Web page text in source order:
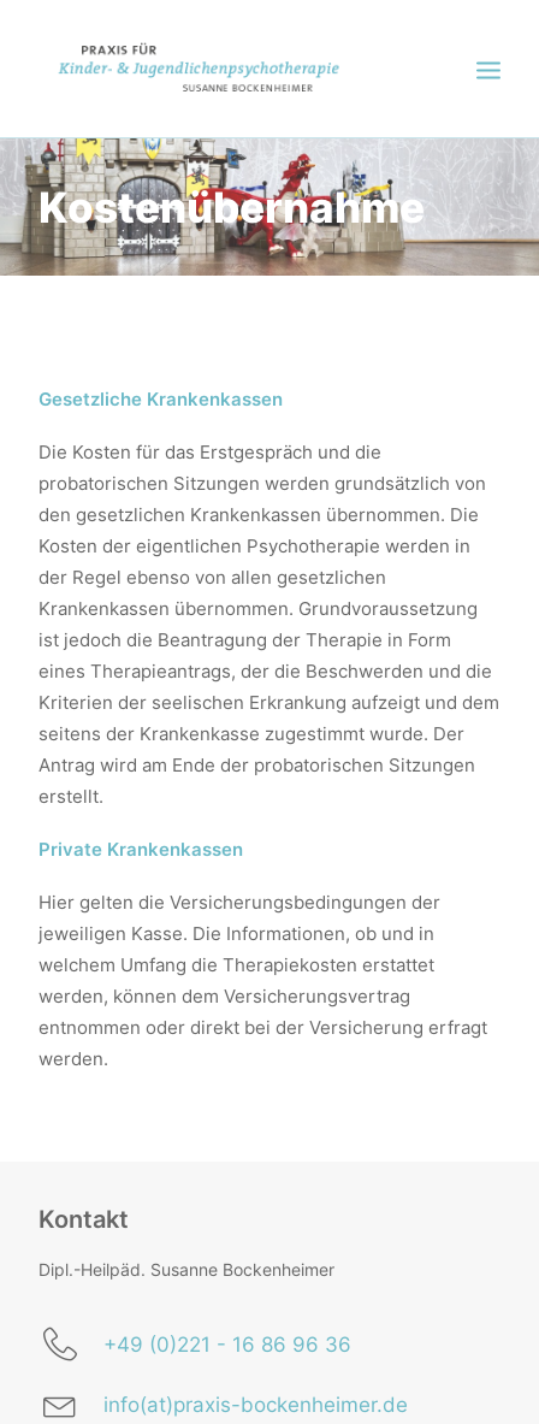
ÜBER MICH
VORSTELLUNGSGRÜNDE
THERAPIEVERFAHREN
Kostenübernahme
Gesetzliche Krankenkassen
Die Kosten für das Erstgespräch und die
probatorischen Sitzungen werden grundsätzlich von
den gesetzlichen Krankenkassen übernommen. Die
Kosten der eigentlichen Psychotherapie werden in
der Regel ebenso von allen gesetzlichen
Krankenkassen übernommen. Grundvoraussetzung
ist jedoch die Beantragung der Therapie in Form
eines Therapieantrags, der die Beschwerden und die
Kriterien der seelischen Erkrankung aufzeigt und dem
seitens der Krankenkasse zugestimmt wurde. Der
Antrag wird am Ende der probatorischen Sitzungen
erstellt.
Private Krankenkassen
Hier gelten die Versicherungsbedingungen der
jeweiligen Kasse. Die Informationen, ob und in
welchem Umfang die Therapiekosten erstattet
werden, können dem Versicherungsvertrag
entnommen oder direkt bei der Versicherung erfragt
werden.
Kontakt
Dipl.-Heilpäd. Susanne Bockenheimer
+49 (0)221 - 16 86 96 36
info(at)praxis-bockenheimer.de